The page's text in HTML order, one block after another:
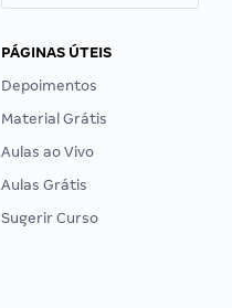
PÁGINAS ÚTEIS
Depoimentos
Material Grátis
Aulas ao Vivo
Aulas Grátis
Sugerir Curso